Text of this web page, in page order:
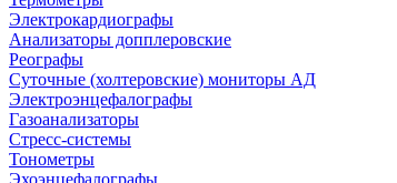
Электрокардиографы
Анализаторы допплеровские
Реографы
Суточные (холтеровские) мониторы АД
Электроэнцефалографы
Газоанализаторы
Стресс-системы
Тонометры
Эхоэнцефалографы